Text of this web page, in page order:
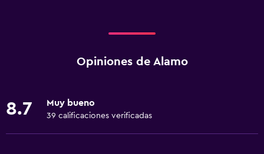
Opiniones de Alamo
8.7 Muy bueno
39 calificaciones verificadas